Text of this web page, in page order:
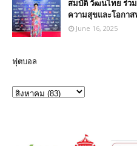
สมบัติ วัฒนไทย ร่ว
ความสุขและโอกาส
June 16, 2025
ฟุตบอล